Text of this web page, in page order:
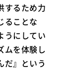
するため力
ることな
うにしてい
ムを体験し
だ』という